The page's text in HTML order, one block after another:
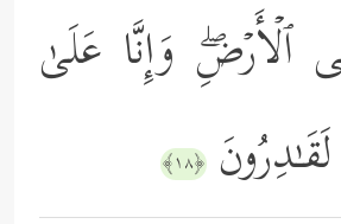
ٱلۡأَرۡضِۖ وَإِنَّا عَلَىٰ
﴿١٨﴾